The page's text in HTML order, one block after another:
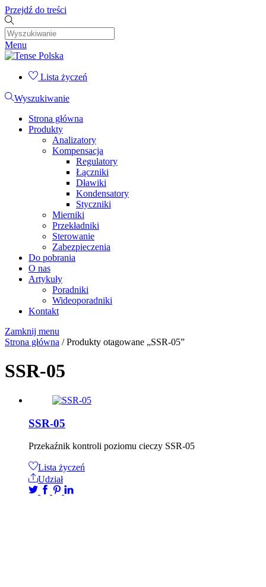
Przejdź do treści
Menu
Lista życzeń
Wyszukiwanie
Strona główna
Produkty
Analizatory
Kompensacja
Regulatory
Łączniki
Dławiki
Kondensatory
Styczniki
Mierniki
Przekładniki
Sterowanie
Zabezpieczenia
Do pobrania
O nas
Artykuły
Poradniki
Wideoporadniki
Kontakt
Zamknij menu
Strona główna / Produkty otagowane „SSR-05”
SSR-05
SSR-05
Przekaźnik kontroli poziomu cieczy SSR-05
Lista życzeń
Udział